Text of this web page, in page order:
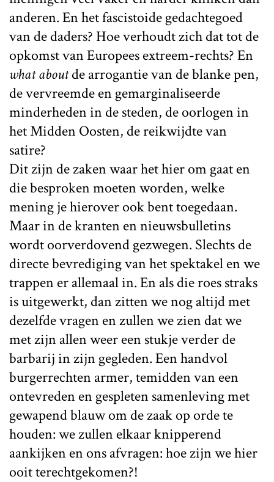
anderen. En het fascistoide gedachtegoed
van de daders? Hoe verhoudt zich dat tot de
opkomst van Europees extreem-rechts? En
what aboutde arrogantie van de blanke pen,
de vervreemde en gemarginaliseerde
minderheden in de steden, de oorlogen in
het Midden Oosten, de reikwijdte van
satire?
Dit zijn de zaken waar het hier om gaat en
die besproken moeten worden, welke
mening je hierover ook bent toegedaan.
Maar in de kranten en nieuwsbulletins
wordt oorverdovend gezwegen. Slechts de
directe bevrediging van het spektakel en we
trappen er allemaal in. En als die roes straks
is uitgewerkt, dan zitten we nog altijd met
dezelfde vragen en zullen we zien dat we
met zijn allen weer een stukje verder de
barbarij in zijn gegleden. Een handvol
burgerrechten armer, temidden van een
ontevreden en gespleten samenleving met
gewapend blauw om de zaak op orde te
houden: we zullen elkaar knipperend
aankijken en ons afvragen: hoe zijn we hier
ooit terechtgekomen?!